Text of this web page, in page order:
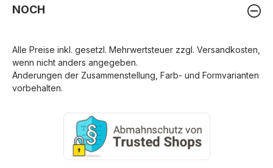
NOCH
Alle Preise inkl. gesetzl. Mehrwertsteuer zzgl. Versandkosten
wenn nicht anders angegeben.
Änderungen der Zusammenstellung, Farb- und Formvarianten
vorbehalten.